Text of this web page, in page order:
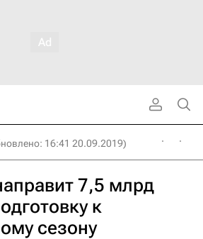
16:41 20.09.2019)
7,5 млрд
к
сезону